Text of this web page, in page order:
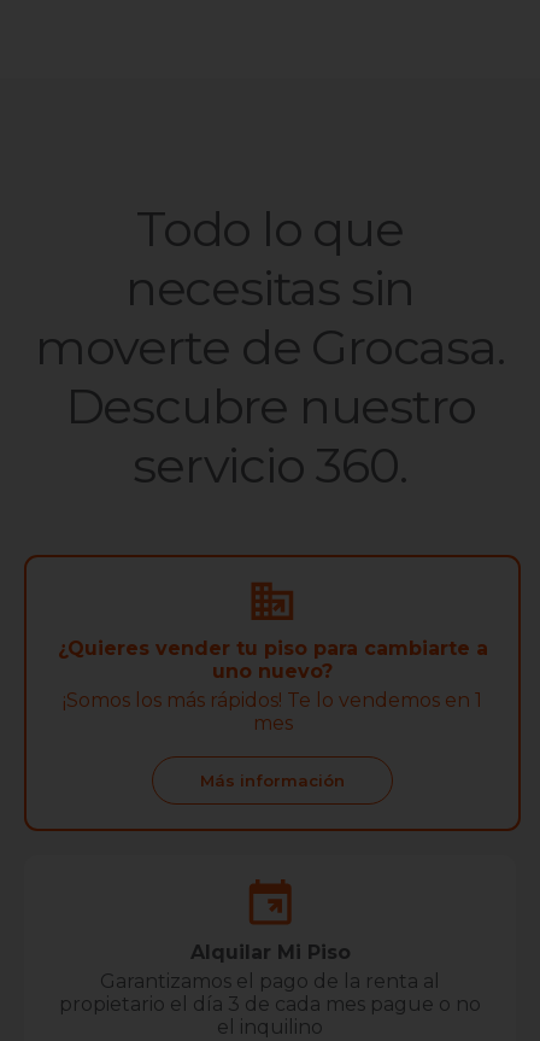
Todo lo que
necesitas sin
moverte de Grocasa.
Descubre nuestro
servicio 360.
¿Quieres vender tu piso para cambiarte a
uno nuevo?
¡Somos los más rápidos! Te lo vendemos en 1
mes
Más información
Alquilar Mi Piso
Garantizamos el pago de la renta al
propietario el día 3 de cada mes pague o no
el inquilino